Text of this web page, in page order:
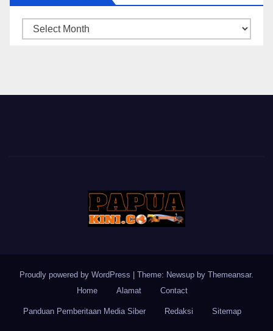
ARSIP
Proudly powered by WordPress Theme: Newsup by Themeansar.
Home
Alamat Contact
Panduan Pemberitaan Media Siber Redaksi Sitemap